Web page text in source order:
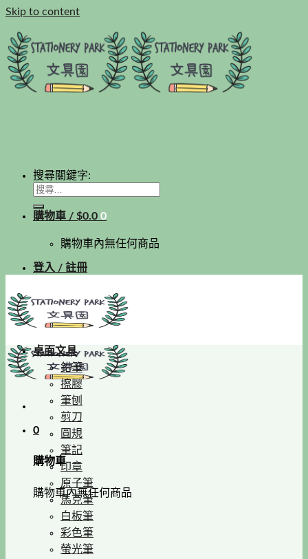
Skip to content
搜尋關鍵字:
購物車 / $0.0 0
購物車內無任何商品
登入 / 註冊
0
購物車
購物車內無任何商品
桌面文具
鉛筆
擦膠
筆刨
剪刀
圓規
筆記
印章
原子筆
馬克筆
白板筆
彩色筆
螢光筆